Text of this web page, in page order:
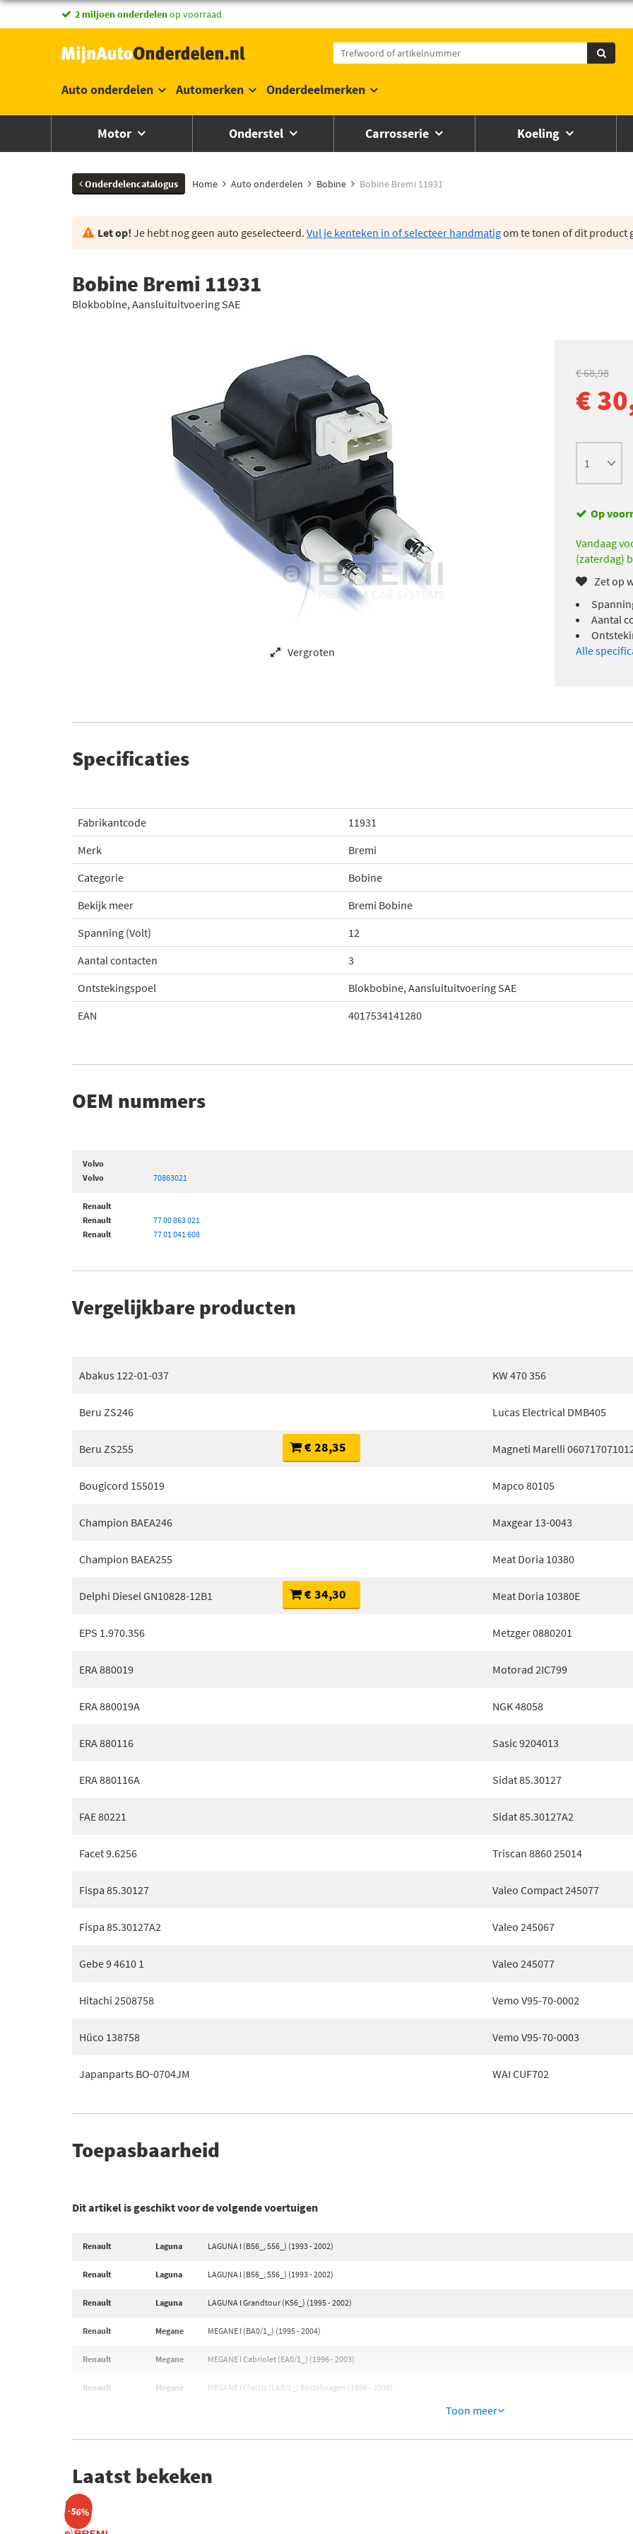
vandaag besteld,morgen in huis *
2 miljoen onderdelenop voorraad
Auto onderdelen Automerken Onderdeelmerken
Motor Onderstel Carrosserie Koeling
Onderdelencatalogus Home Auto onderdelen Bobine Bobine Bremi 11931
Let op! Je hebt nog geen auto geselecteerd. Vul je kenteken in of selecteer handmatigom te tonen of dit product
Bobine Bremi 11931
Blokbobine, Aansluituitvoering SAE
Vergroten
€ 68,98
€
Op
Vandaag
(zaterdag)
Zet op
Aantal
Alle
Specificaties
Fabrikantcode
11931
Merk
Bremi
Categorie
Bobine
Bekijk meer
Bremi Bobine
Spanning (Volt)
12
Aantal contacten
3
Ontstekingspoel
Blokbobine, Aansluituitvoering SAE
EAN
4017534141280
OEM nummers
Volvo
Volvo
70863021
Renault
Renault
77 00 863 021
Renault
77 01 041 608
Vergelijkbare producten
Abakus 122-01-037
Beru ZS246
Beru ZS255 € 28,35
Bougicord 155019
Champion BAEA246
Champion BAEA255
Delphi Diesel GN10828-12B1 € 34,30
EPS 1.970.356
ERA 880019
ERA 880019A
ERA 880116
ERA 880116A
FAE 80221
Facet 9.6256
Fispa 85.30127
Fispa 85.30127A2
Gebe 9 4610 1
Hitachi 2508758
Hüco 138758
Japanparts BO-0704JM
KW 470 356
Lucas Electrical DMB405
Magneti Marelli
Mapco 80105
Maxgear 13-0043
Meat Doria 10380
Meat Doria 10380E
Metzger 0880201
Motorad 2IC799
NGK 48058
Sasic 9204013
Sidat 85.30127
Sidat 85.30127A2
Triscan 8860 25014
Valeo Compact 245077
Valeo 245067
Valeo 245077
Vemo V95-70-0002
Vemo V95-70-0003
WAI CUF702
Toepasbaarheid
Dit artikel is geschikt voor de volgende voertuigen
Renault Laguna LAGUNA I (B56_, 556_) (1993 - 2002)
Renault Laguna LAGUNA I (B56_, 556_) (1993 - 2002)
Renault Laguna LAGUNA I Grandtour (K56_) (1995 - 2002)
Renault Megane MEGANE I (BA0/1_) (1995 - 2004)
Renault Megane MEGANE I Cabriolet (EA0/1_) (1996 - 2003)
Renault Megane MEGANE I Classic (LA0/1_) Bestelwagen (1996 - 2008)
Toon meer
Laatst bekeken
-56%